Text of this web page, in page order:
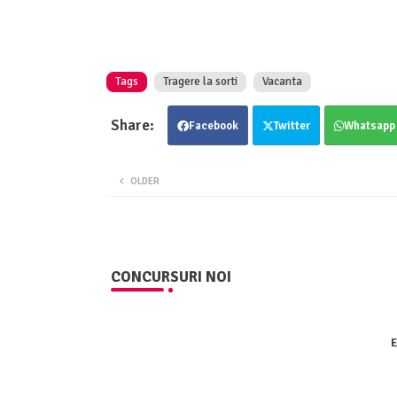
Tags Tragere la sorti Vacanta
Facebook Twitter Whatsapp
OLDER
CONCURSURI NOI